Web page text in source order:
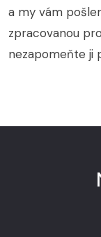
a my vám
zpracovanou
nezapomeňte ji